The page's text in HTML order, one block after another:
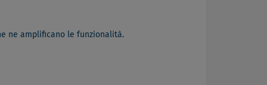
ne amplificano le funzionalità.